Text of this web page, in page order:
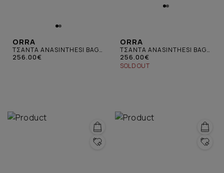
ORRA
ΤΣΑΝΤΑ ANASINTHESI BAG
ΚΑΦΕ
256.00€
ORRA
ΤΣΑΝΤΑ ANASINTHESI BAG
ΜΑΥΡΗ
256.00€
SOLD OUT